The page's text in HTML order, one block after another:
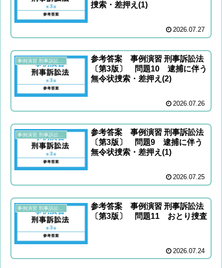
捜索・差押え(1)
2026.07.27
参考答案 事例演習 刑事訴訟法
〔第3版〕 問題10 逮捕に伴う
無令状捜索・差押え(2)
2026.07.26
参考答案 事例演習 刑事訴訟法
〔第3版〕 問題9 逮捕に伴う
無令状捜索・差押え(1)
2026.07.25
参考答案 事例演習 刑事訴訟法
〔第3版〕 問題11 おとり捜査
2026.07.24